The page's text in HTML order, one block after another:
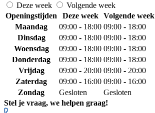
Deze week
Volgende week
Openingstijden
Deze week
Volgende week
Maandag
09:00 - 18:00 09:00 - 18:00
Dinsdag
09:00 - 18:00 09:00 - 18:00
Woensdag
09:00 - 18:00 09:00 - 18:00
Donderdag
09:00 - 18:00 09:00 - 18:00
Vrijdag
09:00 - 20:00 09:00 - 20:00
Zaterdag
09:00 - 16:00 09:00 - 16:00
Zondag
Gesloten
Gesloten
Stel je vraag, we helpen graag!